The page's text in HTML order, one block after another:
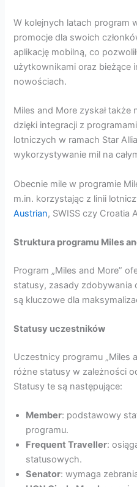
W kolejnych latach program
promocje dla swoich
aplikację mobilną, co
użytkownikami oraz bieżące
nowościach.
Miles and More zyskał także
dzięki integracji z
lotniczych w ramach Star
wykorzystywanie mil na
Obecnie mile w programie
m.in. korzystając z linii
Austrian, SWISS czy Croatia
Struktura programu Miles
Program „Miles and More”
statusy, zasady zdobywania
są kluczowe dla
Statusy uczestników
Uczestnicy programu „Miles
różne statusy w zależności
Statusy te są następujące:
Member: podstawowy
programu.
Frequent Traveller:
statusowych.
Senator: wymaga